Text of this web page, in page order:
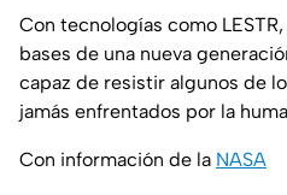
Con tecnologías como
bases de una nueva
capaz de resistir algunos de
jamás enfrentados por la
Con información de la NASA